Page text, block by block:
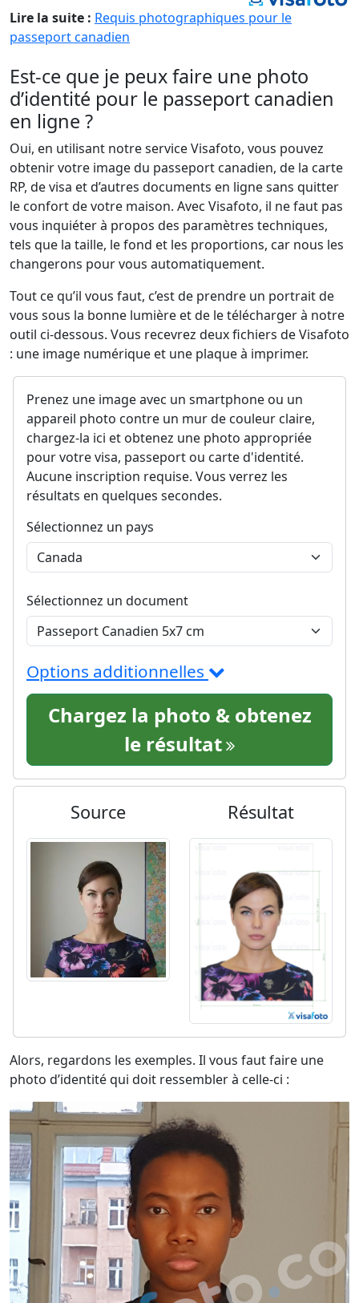
Lire la suite : Requis photographiques pour le
passeport canadien
Est-ce que je peux faire une photo
d’identité pour le passeport canadien
en ligne ?
Oui, en utilisant notre service Visafoto, vous pouvez
obtenir votre image du passeport canadien, de la carte
RP, de visa et d’autres documents en ligne sans quitter
le confort de votre maison. Avec Visafoto, il ne faut pas
vous inquiéter à propos des paramètres techniques,
tels que la taille, le fond et les proportions, car nous les
changerons pour vous automatiquement.
Tout ce qu’il vous faut, c’est de prendre un portrait de
vous sous la bonne lumière et de le télécharger à notre
outil ci-dessous. Vous recevrez deux fichiers de Visafoto
: une image numérique et une plaque à imprimer.
Prenez une image avec un smartphone ou un
appareil photo contre un mur de couleur claire,
chargez-la ici et obtenez une photo appropriée
pour votre visa, passeport ou carte d'identité.
Aucune inscription requise. Vous verrez les
résultats en quelques secondes.
Sélectionnez un pays
Sélectionnez un document
Options additionnelles
Chargez la photo & obtenez
le résultat
Source Résultat
Alors, regardons les exemples. Il vous faut faire une
photo d’identité qui doit ressembler à celle-ci :